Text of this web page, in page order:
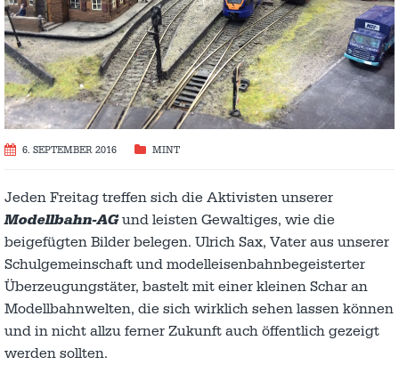
6. SEPTEMBER 2016 MINT
Jeden Freitag treffen sich die Aktivisten unserer
Modellbahn-AGund leisten Gewaltiges, wie die
beigefügten Bilder belegen. Ulrich Sax, Vater aus unserer
Schulgemeinschaft und modelleisenbahnbegeisterter
Überzeugungstäter, bastelt mit einer kleinen Schar an
Modellbahnwelten, die sich wirklich sehen lassen können
und in nicht allzu ferner Zukunft auch öffentlich gezeigt
werden sollten.